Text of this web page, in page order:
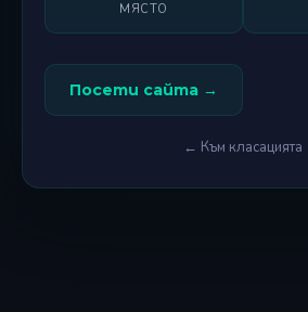
МЯСТО
Посети сайта →
← Към класацията